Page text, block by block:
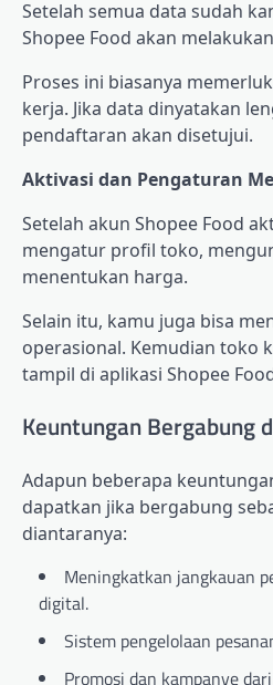
Setelah semua data sudah
Shopee Food akan
Proses ini biasanya
kerja. Jika data dinyatakan
pendaftaran akan disetujui.
Aktivasi dan Pengaturan
Setelah akun Shopee Food
mengatur profil toko,
menentukan harga.
Selain itu, kamu juga bisa
operasional. Kemudian toko
tampil di aplikasi Shopee
Keuntungan Bergabung
Adapun beberapa
dapatkan jika bergabung
diantaranya:
Meningkatkan jangkauan
digital.
Sistem pengelolaan
Promosi dan kampanye